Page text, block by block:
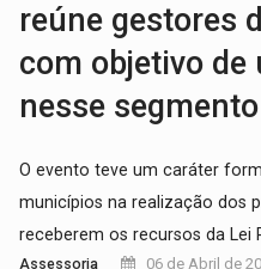
reúne gestores
com objetivo
nesse segmento
O evento teve um caráter
municípios na realização dos
receberem os recursos da Lei
Assessoria 06 de Abril de